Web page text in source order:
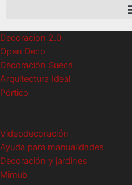
Decoracion 2.0
Open Deco
Decoración Sueca
Arquitectura Ideal
Pórtico
Videodecoración
Ayuda para manualidades
Decoración y jardines
Mimub